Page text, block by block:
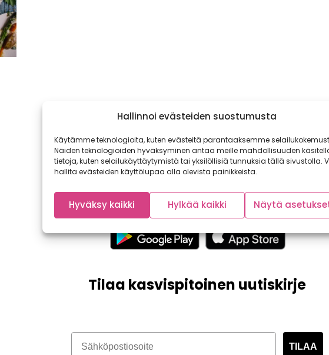
Hallinnoi evästeiden suostumusta
Käytämme teknologioita, kuten evästeitä parantaaksemme
Näiden teknologioiden hyväksyminen antaa meille mahdollisuuden
tietoja, kuten selailukäyttäytymistä tai yksilöllisiä tunnuksia tällä sivustolla.
hallita evästeiden käyttölupaa alla olevista painikkeista.
Hyväksy kaikki Hylkää kaikki Näytä
Tilaa kasvispitoinen uutiskirje
TILAA